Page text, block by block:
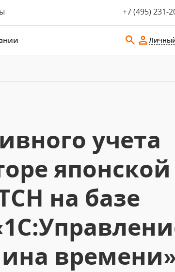
+7 (495) 231-
учета
японской
на базе
времени»